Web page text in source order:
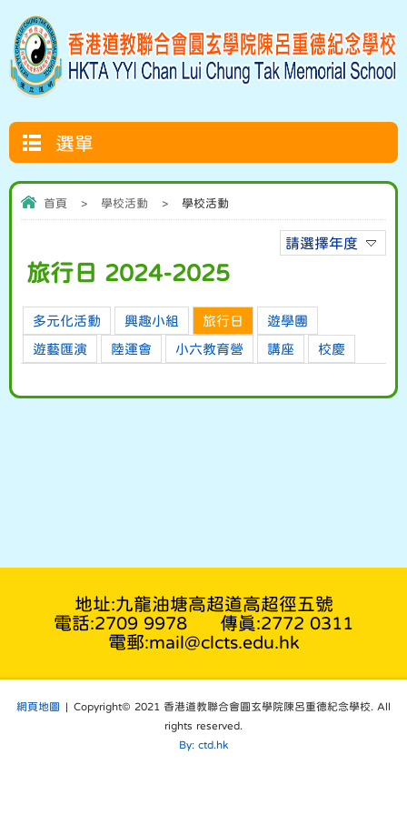
選單
首頁 > 學校活動 > 學校活動
請選擇年度
旅行日 2024-2025
多元化活動 興趣小組 旅行日 遊學團
遊藝匯演 陸運會 小六教育營 講座 校慶
地址:九龍油塘高超道高超徑五號
電話:2709 9978
傳真:2772 0311
電郵:mail@clcts.edu.hk
網頁地圖 | Copyright© 2021 香港道教聯合會圓玄學院陳呂重德紀念學校. All
rights reserved.
By: ctd.hk